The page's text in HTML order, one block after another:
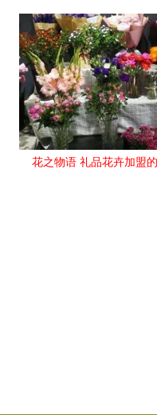
花之物语 礼品花卉加盟